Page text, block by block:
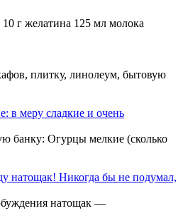
г желатина 125 мл молока
плитку, линолеум, бытовую
в меру сладкие и очень
банку: Огурцы мелкие (сколько
натощак! Никогда бы не подумал,
натощак —